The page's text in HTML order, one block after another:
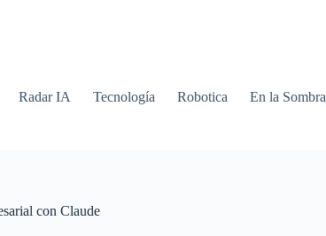
Radar IA Tecnología Robotica En la Sombra
con Claude